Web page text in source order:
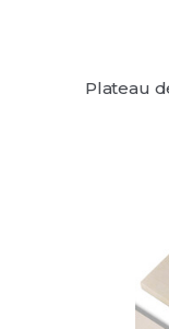
Plateau